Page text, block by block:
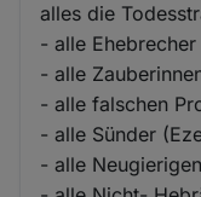
alles die
- alle
- alle
- alle falschen
- alle Sünder
- alle